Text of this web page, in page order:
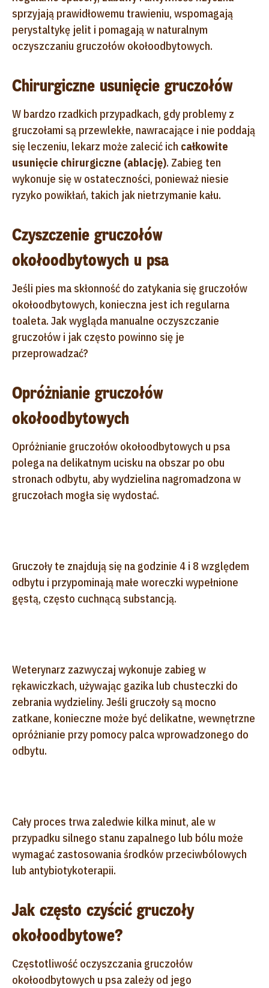
sprzyjają prawidłowemu trawieniu, wspomagają
perystaltykę jelit i pomagają w naturalnym
oczyszczaniu gruczołów okołoodbytowych.
Chirurgiczne usunięcie gruczołów
W bardzo rzadkich przypadkach, gdy problemy z
gruczołami są przewlekłe, nawracające i nie poddają
się leczeniu, lekarz może zalecić ich całkowite
usunięcie chirurgiczne (ablację). Zabieg ten
wykonuje się w ostateczności, ponieważ niesie
ryzyko powikłań, takich jak nietrzymanie kału.
Czyszczenie gruczołów
okołoodbytowych u psa
Jeśli pies ma skłonność do zatykania się gruczołów
okołoodbytowych, konieczna jest ich regularna
toaleta. Jak wygląda manualne oczyszczanie
gruczołów i jak często powinno się je
przeprowadzać?
Opróżnianie gruczołów
okołoodbytowych
Opróżnianie gruczołów okołoodbytowych u psa
polega na delikatnym ucisku na obszar po obu
stronach odbytu, aby wydzielina nagromadzona w
gruczołach mogła się wydostać.
Gruczoły te znajdują się na godzinie 4 i 8 względem
odbytu i przypominają małe woreczki wypełnione
gęstą, często cuchnącą substancją.
Weterynarz zazwyczaj wykonuje zabieg w
rękawiczkach, używając gazika lub chusteczki do
zebrania wydzieliny. Jeśli gruczoły są mocno
zatkane, konieczne może być delikatne, wewnętrzne
opróżnianie przy pomocy palca wprowadzonego do
odbytu.
Cały proces trwa zaledwie kilka minut, ale w
przypadku silnego stanu zapalnego lub bólu może
wymagać zastosowania środków przeciwbólowych
lub antybiotykoterapii.
Jak często czyścić gruczoły
okołoodbytowe?
Częstotliwość oczyszczania gruczołów
okołoodbytowych u psa zależy od jego